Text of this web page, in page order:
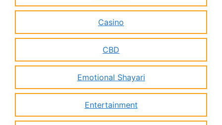
Casino
CBD
Emotional Shayari
Entertainment